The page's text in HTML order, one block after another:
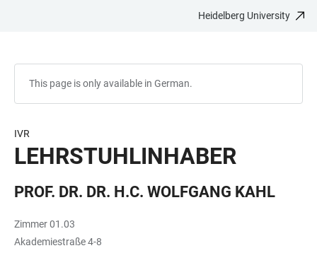
Heidelberg University
This page is only available in German.
IVR
LEHRSTUHLINHABER
PROF. DR. DR. H.C. WOLFGANG KAHL
Zimmer 01.03
Akademiestraße 4-8